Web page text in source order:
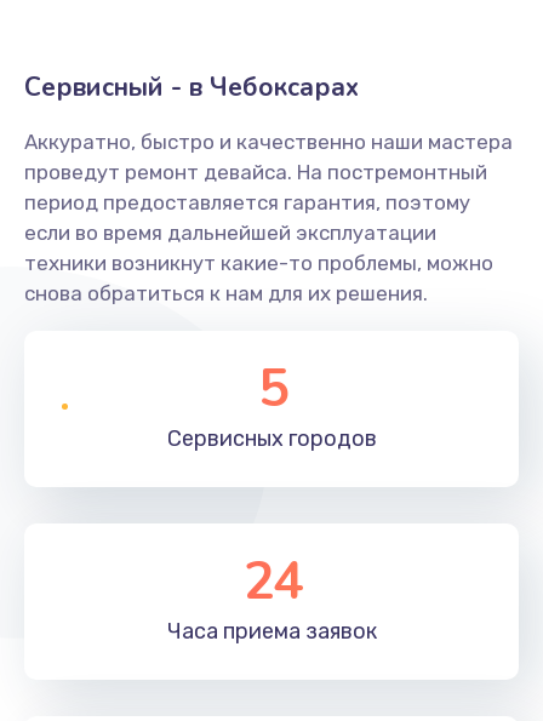
Сервисный - в Чебоксарах
Аккуратно, быстро и качественно наши мастера
проведут ремонт девайса. На постремонтный
период предоставляется гарантия, поэтому
если во время дальнейшей эксплуатации
техники возникнут какие-то проблемы, можно
снова обратиться к нам для их решения.
5
Сервисных городов
24
Часа приема заявок